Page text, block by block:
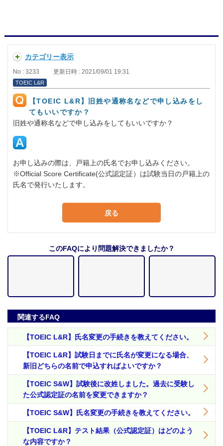
カテゴリー表示
No : 3233 更新日時 : 2021/09/01 19:31
TOEIC L&R
【TOEIC L&R】旧姓や通称名などで申し込みをし
てもいいですか？
旧姓や通称名などで申し込みをしてもいいですか？
お申し込みの際は、戸籍上の氏名でお申し込みください。
※Official Score Certificate(公式認定証）は試験当日の戸籍上の
氏名で発行いたします。
戻る
このFAQにより問題解決できましたか？
関連するFAQ
【TOEIC L&R】氏名変更の手続きを教えてください。
【TOEIC L&R】試験日までに氏名が変更になる場合、
新旧どちらの名前で申込すればよいですか？
【TOEIC S&W】試験後に改姓しました。過去に受験し
た公式認定証の名前を変更できますか？
【TOEIC S&W】氏名変更の手続きを教えてください。
【TOEIC L&R】テスト結果（公式認定証）はどのよう
な内容ですか？